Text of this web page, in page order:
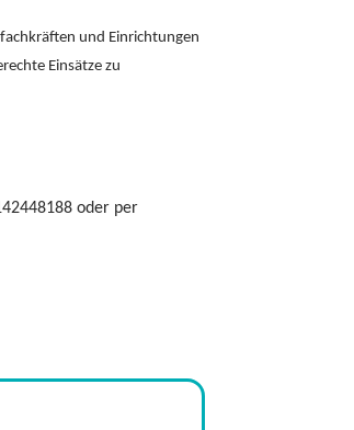
und Einrichtungen
Einsätze zu
oder per